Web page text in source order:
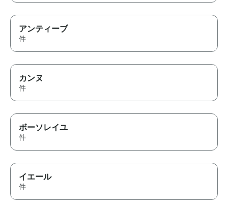
アンティーブ
件
カンヌ
件
ボーソレイユ
件
イエール
件